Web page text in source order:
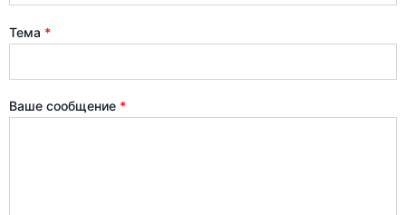
Тема *
Ваше сообщение *